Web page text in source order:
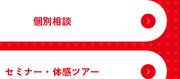
個別相談
セミナー・体感ツアー